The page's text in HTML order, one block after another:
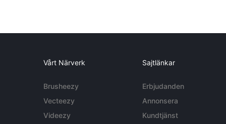
Vårt Närverk
Brusheezy
Vecteezy
Videezy
Sajtlänkar
Erbjudanden
Annonsera
Kundtjänst